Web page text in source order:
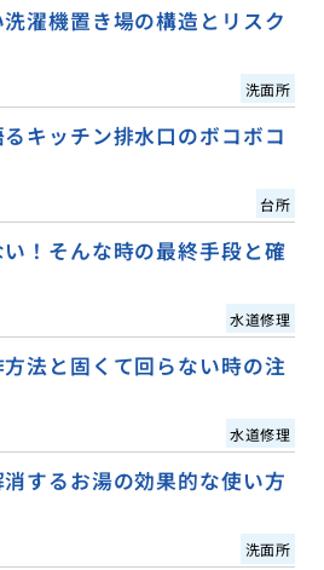
濯機置き場の構造とリスク
洗面所
キッチン排水口のボコボコ
台所
！そんな時の最終手段と確
水道修理
法と固くて回らない時の注
水道修理
するお湯の効果的な使い方
洗面所